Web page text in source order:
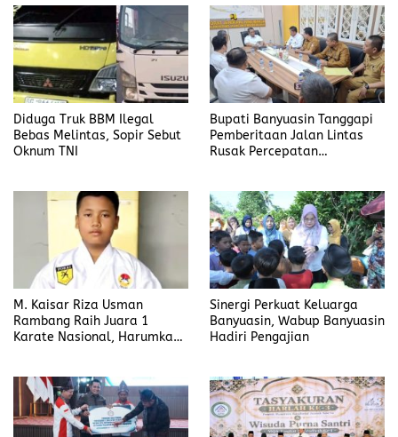
Diduga Truk BBM Ilegal
Bebas Melintas, Sopir Sebut
Oknum TNI
Bupati Banyuasin Tanggapi
Pemberitaan Jalan Lintas
Rusak Percepatan
M. Kaisar Riza Usman
Rambang Raih Juara 1
Karate Nasional, Harumkan
Sinergi Perkuat Keluarga
Banyuasin, Wabup Banyuasin
Hadiri Pengajian